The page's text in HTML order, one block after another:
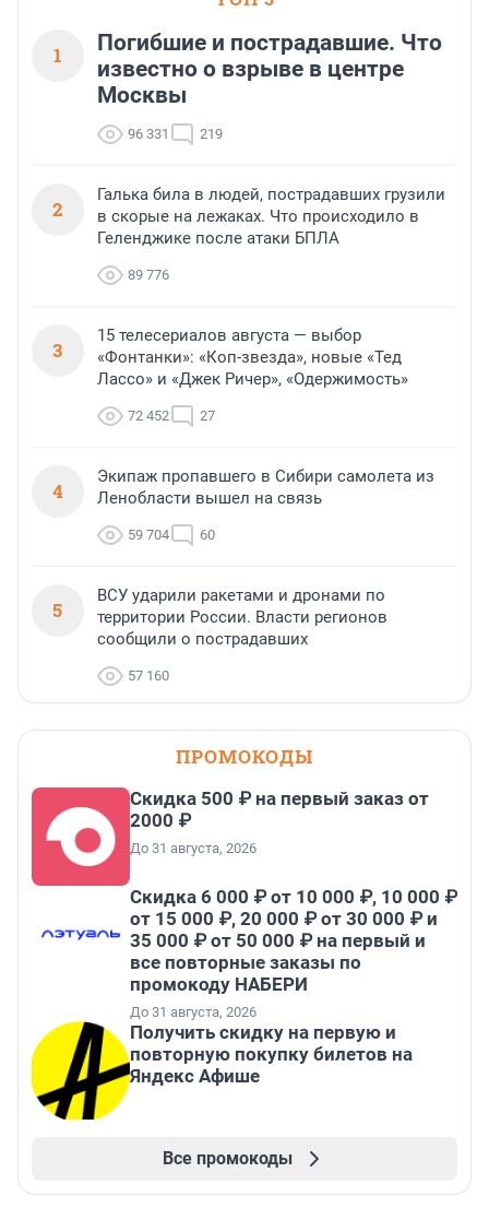
1
Погибшие и пострадавшие. Что
известно о взрыве в центре
Москвы
96 331 219
2
Галька била в людей, пострадавших грузили
в скорые на лежаках. Что происходило в
Геленджике после атаки БПЛА
89 776
3
15 телесериалов августа — выбор
«Фонтанки»: «Коп-звезда», новые «Тед
Лассо» и «Джек Ричер», «Одержимость»
72 452 27
4
Экипаж пропавшего в Сибири самолета из
Ленобласти вышел на связь
59 704 60
5
ВСУ ударили ракетами и дронами по
территории России. Власти регионов
сообщили о пострадавших
57 160
ПРОМОКОДЫ
Скидка 500 ₽ на первый заказ от
2000 ₽
До 31 августа, 2026
Скидка 6 000 ₽ от 10 000 ₽, 10 000 ₽
от 15 000 ₽, 20 000 ₽ от 30 000 ₽ и
35 000 ₽ от 50 000 ₽ на первый и
все повторные заказы по
промокоду НАБЕРИ
До 31 августа, 2026
Получить скидку на первую и
повторную покупку билетов на
Яндекс Афише
Все промокоды